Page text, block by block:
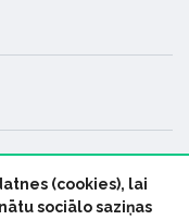
(cookies), lai
sociālo saziņas